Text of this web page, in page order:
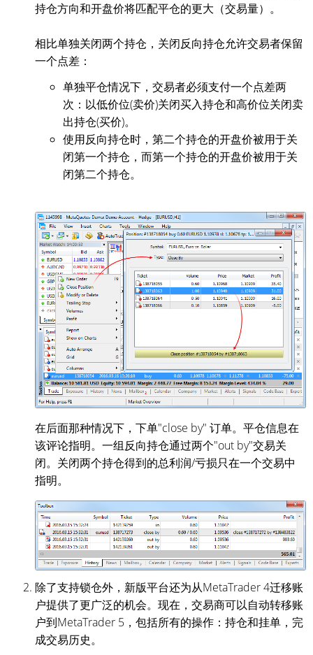
持仓方向和开盘价将匹配平仓的更大（交易量）。
相比单独关闭两个持仓，关闭反向持仓允许交易者保留
一个点差：
单独平仓情况下，交易者必须支付一个点差两
次：以低价位(卖价)关闭买入持仓和高价位关闭卖
出持仓(买价)。
使用反向持仓时，第二个持仓的开盘价被用于关
闭第一个持仓，而第一个持仓的开盘价被用于关
闭第二个持仓。
在后面那种情况下，下单"close by" 订单。平仓信息在
该评论指明。一组反向持仓通过两个"out by"交易关
闭。关闭两个持仓得到的总利润/亏损只在一个交易中
指明。
除了支持锁仓外，新版平台还为从MetaTrader 4迁移账
户提供了更广泛的机会。现在，交易商可以自动转移账
户到MetaTrader 5，包括所有的操作：持仓和挂单，完
成交易历史。